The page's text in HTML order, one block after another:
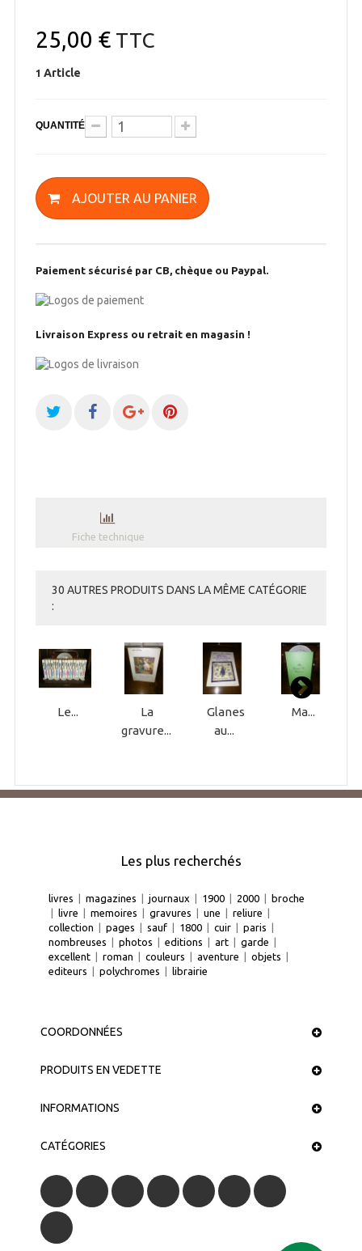
25,00 €TTC
1 Article
QUANTITÉ
AJOUTER AU PANIER
Paiement sécurisé par CB, chèque ou Paypal.
Livraison Express ou retrait en magasin !
Fiche technique
30 AUTRES PRODUITS DANS LA MÊME CATÉGORIE
:
Le...
La
gravure...
Glanes
au...
Ma...
Les plus recherchés
livres | magazines | journaux | 1900 | 2000 | broche
| livre | memoires | gravures | une | reliure |
collection | pages | sauf | 1800 | cuir | paris |
nombreuses | photos | editions | art | garde |
excellent | roman | couleurs | aventure | objets |
editeurs | polychromes | librairie
COORDONNÉES
PRODUITS EN VEDETTE
INFORMATIONS
CATÉGORIES